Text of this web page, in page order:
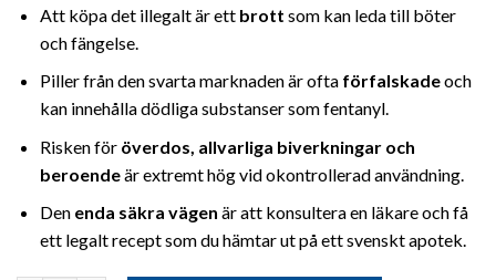
Att köpa det illegalt är ett brott som kan leda till böter
och fängelse.
Piller från den svarta marknaden är ofta förfalskadeoch
kan innehålla dödliga substanser som fentanyl.
Risken för överdos, allvarliga biverkningar och
beroendeär extremt hög vid okontrollerad användning.
Den enda säkra vägen är att konsultera en läkare och få
ett legalt recept som du hämtar ut på ett svenskt apotek.